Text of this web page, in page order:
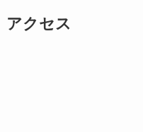
アクセス